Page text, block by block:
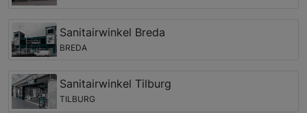
Sanitairwinkel Breda
BREDA
Sanitairwinkel Tilburg
TILBURG